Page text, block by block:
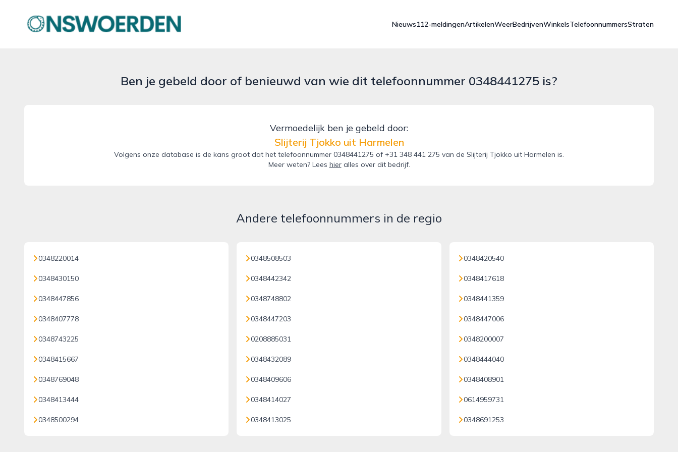
onswoerden.nl
Nieuws112-meldingenArtikelenWeerBedrijvenWinkelsTelefoonnummersStraten
Ben je gebeld door of benieuwd van wie dit telefoonnummer 0348441275 is?
Vermoedelijk ben je gebeld door:
Slijterij Tjokko uit Harmelen
Volgens onze database is de kans groot dat het telefoonnummer 0348441275 of +31 348 441 275 van de Slijterij Tjokko uit Harmelen is.
Meer weten? Lees hieralles over dit bedrijf.
Andere telefoonnummers in de regio
0348220014
0348430150
0348447856
0348407778
0348743225
0348415667
0348769048
0348413444
0348500294
0348508503
0348442342
0348748802
0348447203
0208885031
0348432089
0348409606
0348414027
0348413025
0348420540
0348417618
0348441359
0348447006
0348200007
0348444040
0348408901
0614959731
0348691253